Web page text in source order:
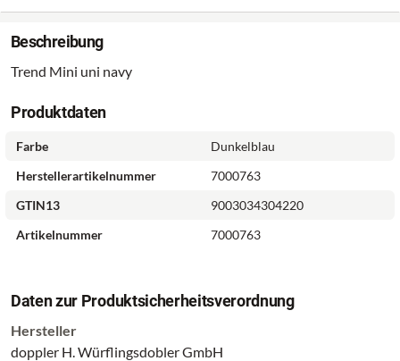
Beschreibung
Trend Mini uni navy
Produktdaten
Farbe
Dunkelblau
Herstellerartikelnummer
7000763
GTIN13
9003034304220
Artikelnummer
7000763
Daten zur Produktsicherheitsverordnung
Hersteller
doppler H. Würflingsdobler GmbH